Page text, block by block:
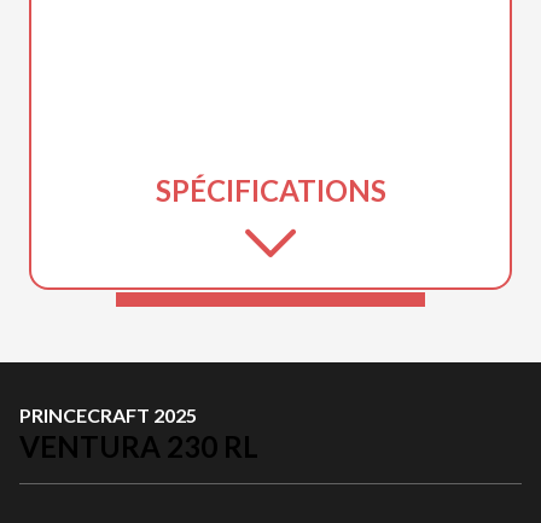
SPÉCIFICATIONS
PRINCECRAFT 2025
VENTURA 230 RL